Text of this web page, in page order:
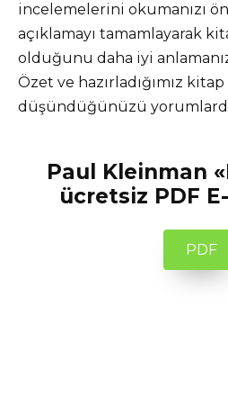
incelemelerini okumanızı
açıklamayı tamamlayarak
olduğunu daha iyi
Özet ve hazırladığımız
düşündüğünüzü
Paul Kleinman
ücretsiz PDF
PDF